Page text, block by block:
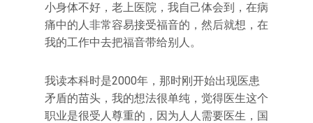
小身体不好，老上医院，我自己体会到，在病
痛中的人非常容易接受福音的，然后就想，在
我的工作中去把福音带给别人。
我读本科时是2000年，那时刚开始出现医患
矛盾的苗头，我的想法很单纯，觉得医生这个
职业是很受人尊重的，因为人人需要医生，国